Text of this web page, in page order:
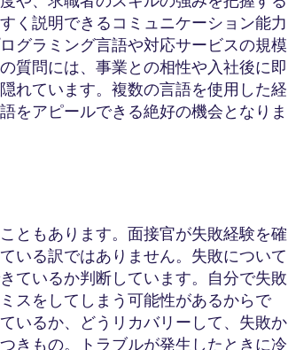
く説明できるコミュニケーション能力
グラミング言語や対応サービスの規模
質問には、事業との相性や入社後に即
れています。複数の言語を使用した経
をアピールできる絶好の機会となりま
ともあります。面接官が失敗経験を確
いる訳ではありません。失敗について
ているか判断しています。自分で失敗
スをしてしまう可能性があるからで
いるか、どうリカバリーして、失敗か
きもの。トラブルが発生したときに冷